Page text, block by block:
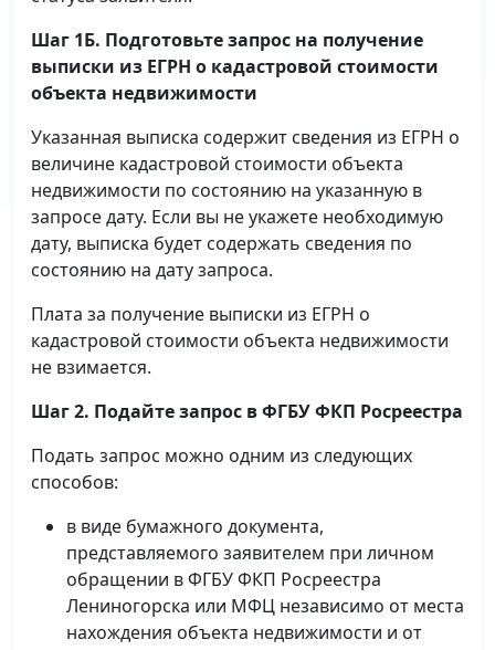
Шаг 1Б. Подготовьте запрос на получение
выписки из ЕГРН о кадастровой стоимости
объекта недвижимости
Указанная выписка содержит сведения из ЕГРН о
величине кадастровой стоимости объекта
недвижимости по состоянию на указанную в
запросе дату. Если вы не укажете необходимую
дату, выписка будет содержать сведения по
состоянию на дату запроса.
Плата за получение выписки из ЕГРН о
кадастровой стоимости объекта недвижимости
не взимается.
Шаг 2. Подайте запрос в ФГБУ ФКП Росреестра
Подать запрос можно одним из следующих
способов:
в виде бумажного документа,
представляемого заявителем при личном
обращении в ФГБУ ФКП Росреестра
Лениногорска или МФЦ независимо от места
нахождения объекта недвижимости и от